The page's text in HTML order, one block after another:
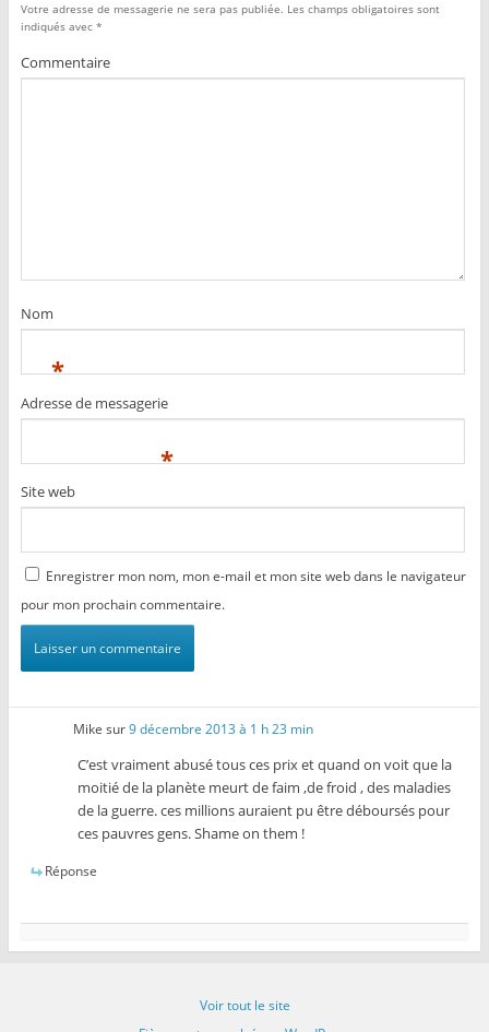
Votre adresse de messagerie ne sera pas publiée. Les champs obligatoires sont
indiqués avec *
Commentaire
Nom
*
Adresse de messagerie
*
Site web
Enregistrer mon nom, mon e-mail et mon site web dans le navigateur
pour mon prochain commentaire.
Mike sur9 décembre 2013 à 1 h 23 min
C’est vraiment abusé tous ces prix et quand on voit que la
moitié de la planète meurt de faim ,de froid , des maladies
de la guerre. ces millions auraient pu être déboursés pour
ces pauvres gens. Shame on them !
Réponse
Voir tout le site